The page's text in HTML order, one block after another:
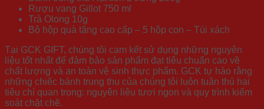
Rượu vang Gillot 750 ml
Trà Olong 10g
Bộ hộp quà tặng cao cấp – 5 hộp con – Túi xách
Tại GCK GIFT, chúng tôi cam kết sử dụng những nguyên
liệu tốt nhất để đảm bảo sản phẩm đạt tiêu chuẩn cao về
chất lượng và an toàn vệ sinh thực phẩm. GCK tự hào rằng
những chiếc bánh trung thu của chúng tôi luôn tuân thủ hai
tiêu chí quan trọng: nguyên liệu tươi ngon và quy trình kiểm
soát chặt chẽ.